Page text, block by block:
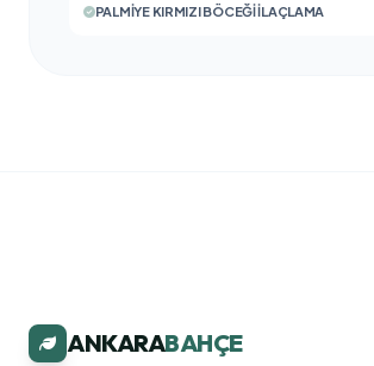
PALMIYE KIRMIZI BÖCEĞI İLAÇLAMA
ANKARABAHÇE